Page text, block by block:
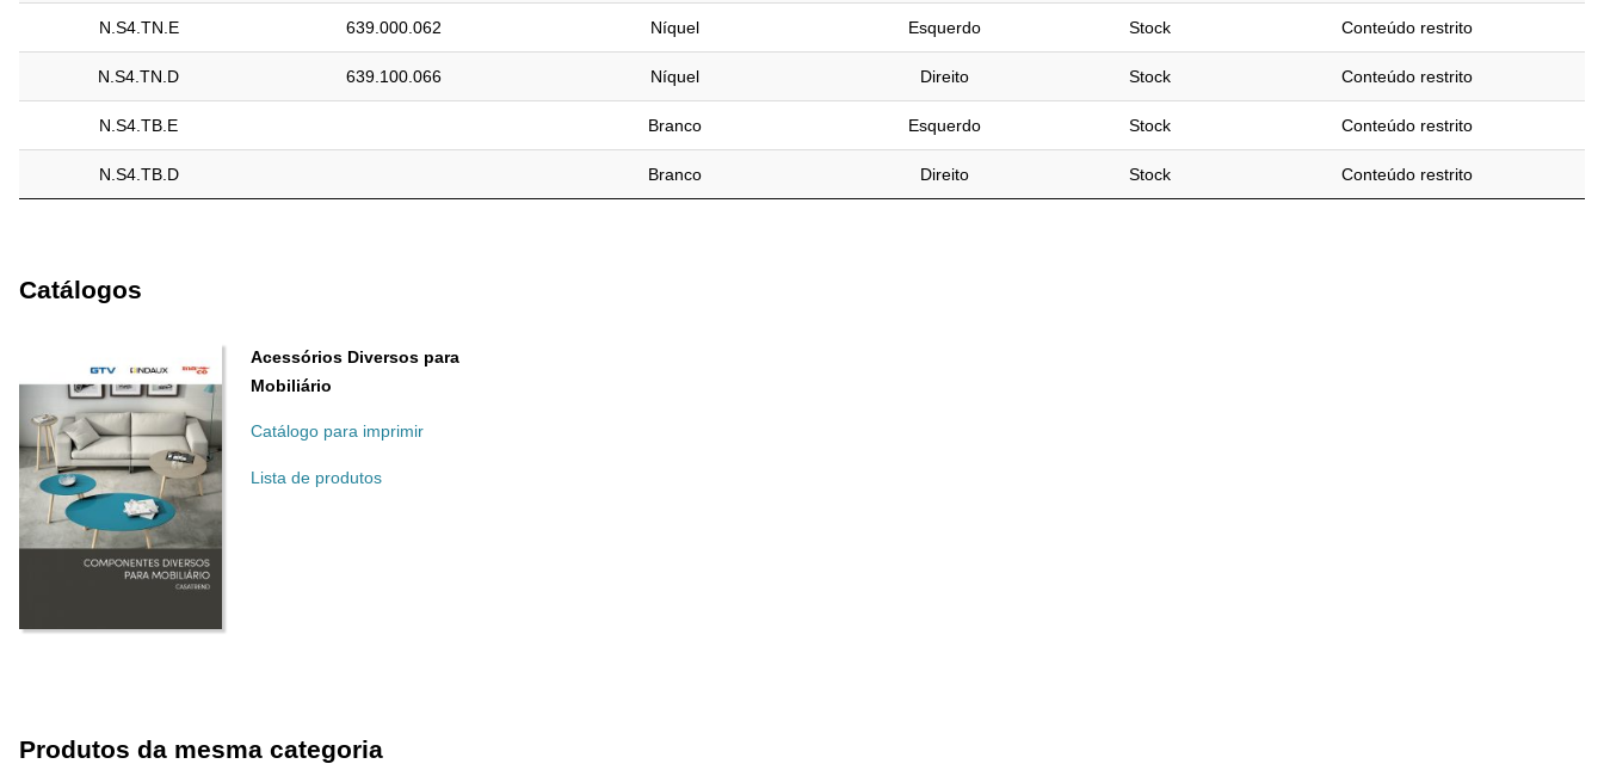
N.S4.TN.E 639.000.062 Níquel Esquerdo Stock Conteúdo restrito
N.S4.TN.D 639.100.066 Níquel Direito Stock Conteúdo restrito
N.S4.TB.E Branco Esquerdo Stock Conteúdo restrito
N.S4.TB.D Branco Direito Stock Conteúdo restrito
Catálogos
Acessórios Diversos para
Mobiliário
Catálogo para imprimir
Lista de produtos
Produtos da mesma categoria